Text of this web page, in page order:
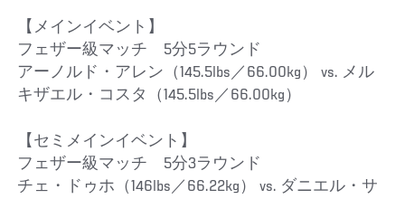
【メインイベント】
フェザー級マッチ 5分5ラウンド
アーノルド・アレン（145.5lbs／66.00kg） vs. メル
キザエル・コスタ（145.5lbs／66.00kg）
【セミメインイベント】
フェザー級マッチ 5分3ラウンド
チェ・ドゥホ（146lbs／66.22kg） vs. ダニエル・サ